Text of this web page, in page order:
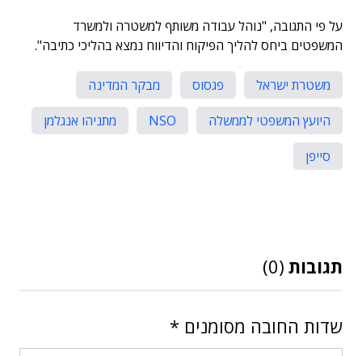
על פי התגובה, "נוהל עבודה משותף למשטרה ולמשרד
המשפטים ביחס להליך הפיקוח והדיווח נמצא בהליכי כתיבה".
משטרת ישראל פגסוס
מבקר המדינה
היועץ המשפטי לממשלה
NSO
מתניהו אנגלמן
סייפן
תגובות (0)
שדות החובה מסומנים *